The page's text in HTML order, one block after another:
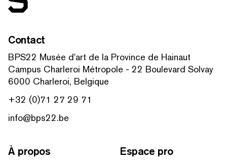
Contact
BPS22 Musée d'art de la Province de Hainaut
Campus Charleroi Métropole - 22 Boulevard Solvay
6000 Charleroi, Belgique
+32 (0)71 27 29 71
info@bps22.be
À propos Espace pro